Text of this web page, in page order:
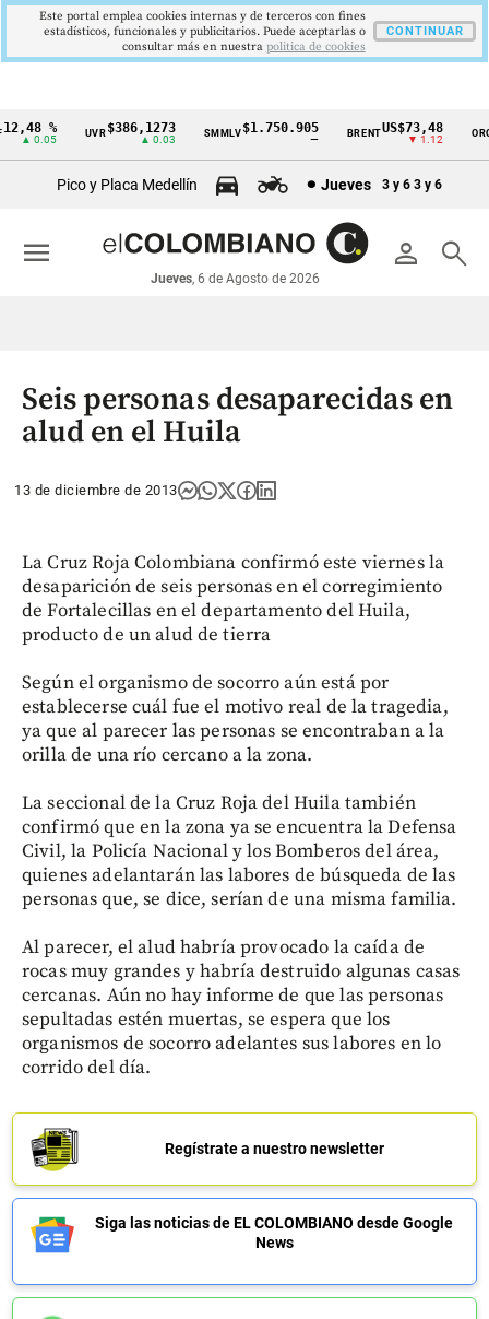
Cintillo
económicos
Colombia
%
▲ 0.05
UVR$386,1273
▲ 0.03
SMMLV$1.750.905 BRENTUS$73,48
▼ 1.12
ORO
Pico y Placa Medellín Jueves 3 y 6 3 y 6
person search
Jueves, 6 de Agosto de 2026
menu
Seis personas desaparecidas en
alud en el Huila
13 de diciembre de 2013
La Cruz Roja Colombiana confirmó este viernes la
desaparición de seis personas en el corregimiento
de Fortalecillas en el departamento del Huila,
producto de un alud de tierra
Según el organismo de socorro aún está por
establecerse cuál fue el motivo real de la tragedia,
ya que al parecer las personas se encontraban a la
orilla de una río cercano a la zona.
La seccional de la Cruz Roja del Huila también
confirmó que en la zona ya se encuentra la Defensa
Civil, la Policía Nacional y los Bomberos del área,
quienes adelantarán las labores de búsqueda de las
personas que, se dice, serían de una misma familia.
Al parecer, el alud habría provocado la caída de
rocas muy grandes y habría destruido algunas casas
cercanas. Aún no hay informe de que las personas
sepultadas estén muertas, se espera que los
organismos de socorro adelantes sus labores en lo
corrido del día.
Regístrate a nuestro newsletter
Siga las noticias de EL COLOMBIANO desde Google
News
Este portal emplea cookies internas y de terceros con fines
estadísticos, funcionales y publicitarios. Puede aceptarlas o
consultar más en nuestra politica de cookies
CONTINUAR